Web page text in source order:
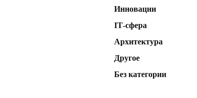
Инновации
ІТ-сфера
Архитектура
Другое
Без категории